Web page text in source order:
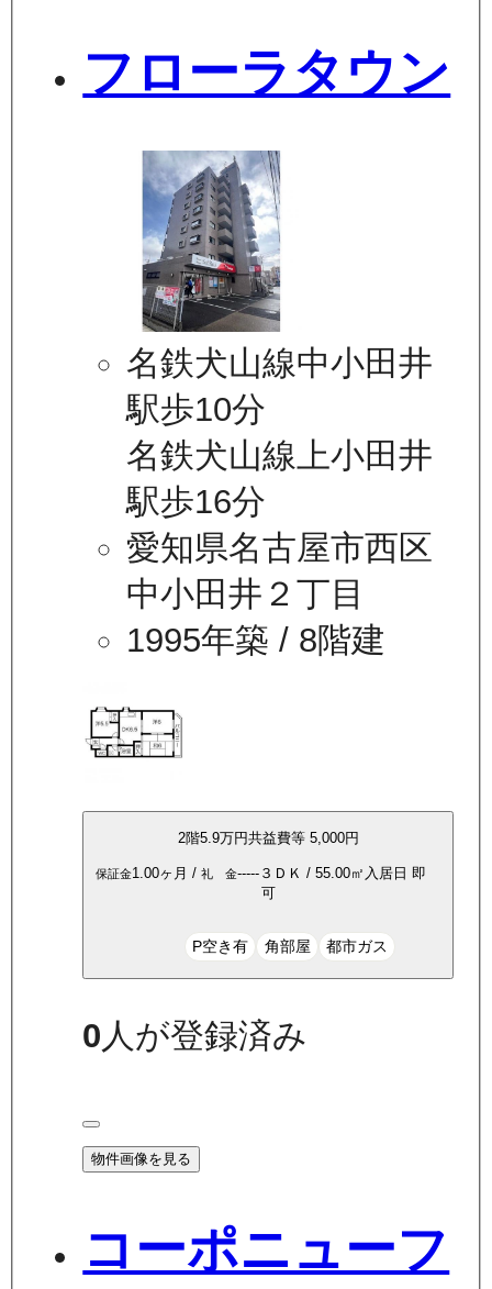
フローラタウン
名鉄犬山線中小田井
駅歩10分
名鉄犬山線上小田井
駅歩16分
愛知県名古屋市西区
中小田井２丁目
1995年築 / 8階建
2階5.9万円共益費等 5,000円
保証金1.00ヶ月 / 礼 金----- ３ＤＫ / 55.00㎡ 入居日 即
可
P空き有 角部屋 都市ガス
0人が登録済み
物件画像を見る
コーポニューフ